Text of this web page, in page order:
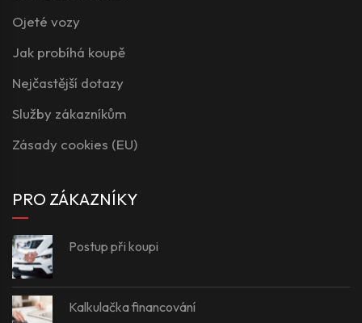
Ojeté vozy
Jak probíhá koupě
Nejčastější dotazy
Služby zákazníkům
Zásady cookies (EU)
PRO ZÁKAZNÍKY
Postup při koupi
Kalkulačka financování